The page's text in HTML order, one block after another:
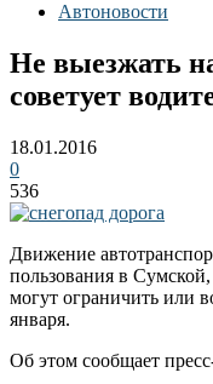
Автоновости
Не выезжать
советует
18.01.2016
0
536
Движение
пользования в
могут ограничить или
января.
Об этом сообщает